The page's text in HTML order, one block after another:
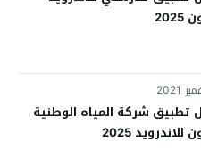
تطبيق شركة المياه الوطنية
للاندرويد 2025